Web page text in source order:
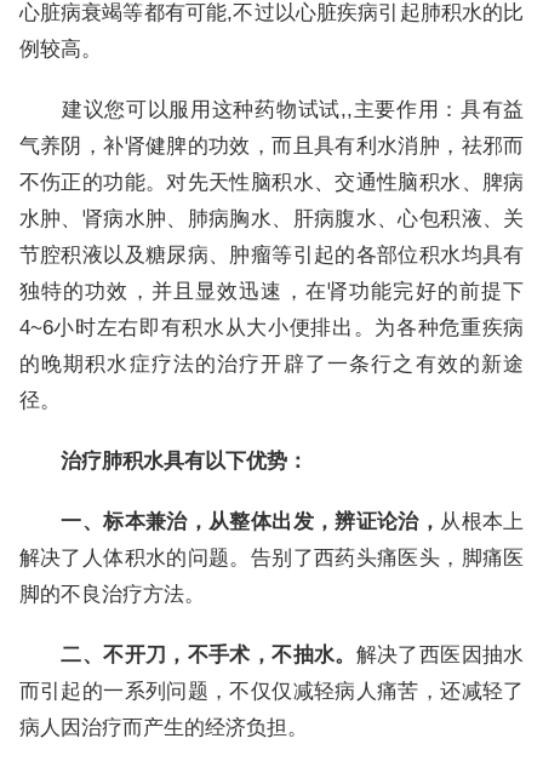
心脏病衰竭等都有可能,不过以心脏疾病引起肺积水的比
例较高。
建议您可以服用这种药物试试,,主要作用：具有益
气养阴，补肾健脾的功效，而且具有利水消肿，祛邪而
不伤正的功能。对先天性脑积水、交通性脑积水、脾病
水肿、肾病水肿、肺病胸水、肝病腹水、心包积液、关
节腔积液以及糖尿病、肿瘤等引起的各部位积水均具有
独特的功效，并且显效迅速，在肾功能完好的前提下
4~6小时左右即有积水从大小便排出。为各种危重疾病
的晚期积水症疗法的治疗开辟了一条行之有效的新途
径。
治疗肺积水具有以下优势：
一、标本兼治，从整体出发，辨证论治， 从根本上
解决了人体积水的问题。告别了西药头痛医头，脚痛医
脚的不良治疗方法。
二、不开刀，不手术，不抽水。 解决了西医因抽水
而引起的一系列问题，不仅仅减轻病人痛苦，还减轻了
病人因治疗而产生的经济负担。